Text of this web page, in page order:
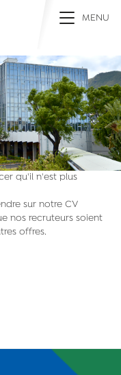
Toggle
MENU
qu'il n'est plus
sur notre CV
nos recruteurs soient
offres.